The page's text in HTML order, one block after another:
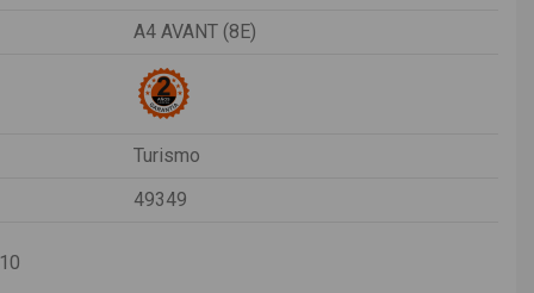
A4 AVANT (8E)
Turismo
49349